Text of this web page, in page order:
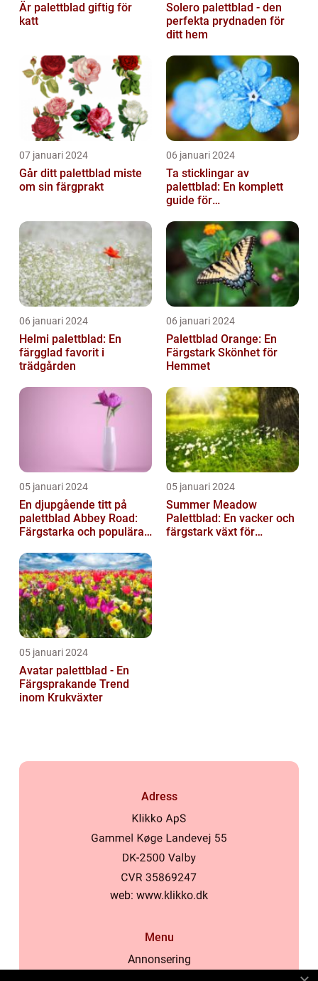
Är palettblad giftig för
katt
Solero palettblad - den
perfekta prydnaden för
ditt hem
07 januari 2024
Går ditt palettblad miste
om sin färgprakt
06 januari 2024
Ta sticklingar av
palettblad: En komplett
guide för
06 januari 2024
Helmi palettblad: En
färgglad favorit i
trädgården
06 januari 2024
Palettblad Orange: En
Färgstark Skönhet för
Hemmet
05 januari 2024
En djupgående titt på
palettblad Abbey Road:
Färgstarka och populära
05 januari 2024
Summer Meadow
Palettblad: En vacker och
färgstark växt för
05 januari 2024
Avatar palettblad - En
Färgsprakande Trend
inom Krukväxter
Adress
web: www.klikko.dk
Menu
Annonsering